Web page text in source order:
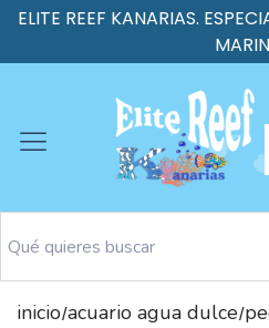
ELITE REEF KANARIAS.
inicio/acuario agua dulce/